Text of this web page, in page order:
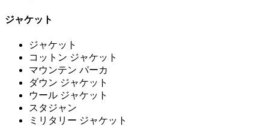
ジャケット
ジャケット
コットン ジャケット
マウンテン パーカ
ダウン ジャケット
ウール ジャケット
スタジャン
ミリタリー ジャケット